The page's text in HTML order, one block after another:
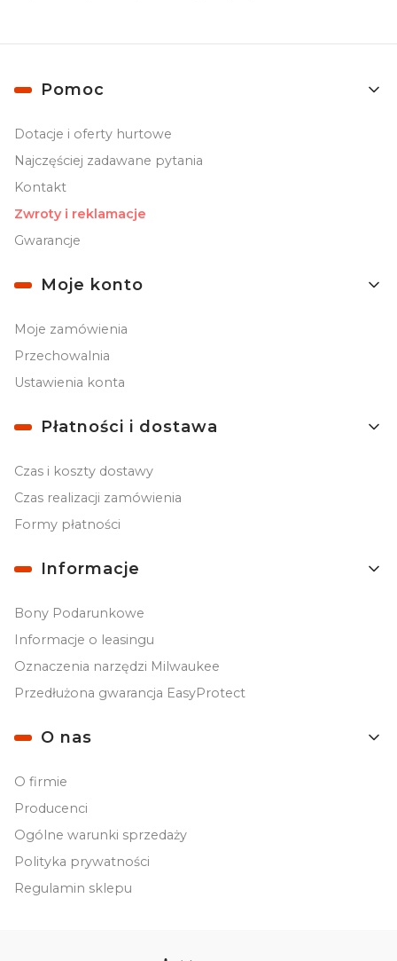
Linki w stopce
Pomoc
Dotacje i oferty hurtowe
Najczęściej zadawane pytania
Kontakt
Zwroty i reklamacje
Gwarancje
Moje konto
Moje zamówienia
Przechowalnia
Ustawienia konta
Płatności i dostawa
Czas i koszty dostawy
Czas realizacji zamówienia
Formy płatności
Informacje
Bony Podarunkowe
Informacje o leasingu
Oznaczenia narzędzi Milwaukee
Przedłużona gwarancja EasyProtect
O nas
O firmie
Producenci
Ogólne warunki sprzedaży
Polityka prywatności
Regulamin sklepu